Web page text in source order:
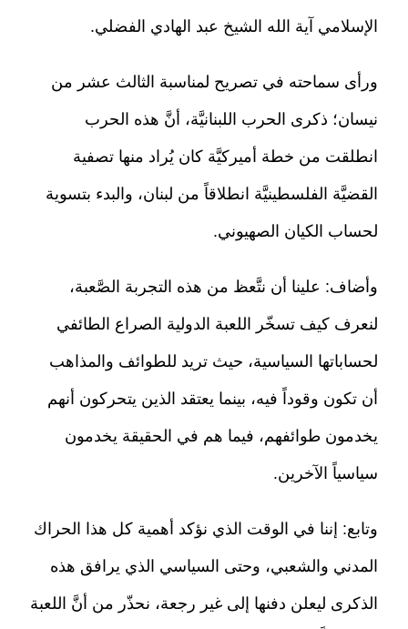
الإسلامي آية الله الشيخ عبد الهادي الفضلي.
ورأى سماحته في تصريح لمناسبة الثالث عشر من
نيسان؛ ذكرى الحرب اللبنانيَّة، أنَّ هذه الحرب
انطلقت من خطة أميركيَّة كان يُراد منها تصفية
القضيَّة الفلسطينيَّة انطلاقاً من لبنان، والبدء بتسوية
لحساب الكيان الصهيوني.
وأضاف: علينا أن نتَّعظ من هذه التجربة الصَّعبة،
لنعرف كيف تسخّر اللعبة الدولية الصراع الطائفي
لحساباتها السياسية، حيث تريد للطوائف والمذاهب
أن تكون وقوداً فيه، بينما يعتقد الذين يتحركون أنهم
يخدمون طوائفهم، فيما هم في الحقيقة يخدمون
سياسياً الآخرين.
وتابع: إننا في الوقت الذي نؤكد أهمية كل هذا الحراك
المدني والشعبي، وحتى السياسي الذي يرافق هذه
الذكرى ليعلن دفنها إلى غير رجعة، نحذّر من أنَّ اللعبة